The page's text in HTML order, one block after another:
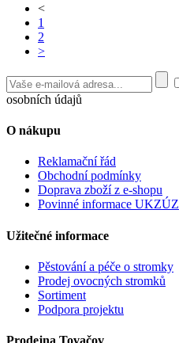
<
1
2
>
osobních údajů
O nákupu
Reklamační řád
Obchodní podmínky
Doprava zboží z e-shopu
Povinné informace UKZÚZ
Užitečné informace
Pěstování a péče o stromky
Prodej ovocných stromků
Sortiment
Podpora projektu